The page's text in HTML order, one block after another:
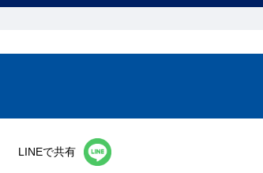
LINEで共有